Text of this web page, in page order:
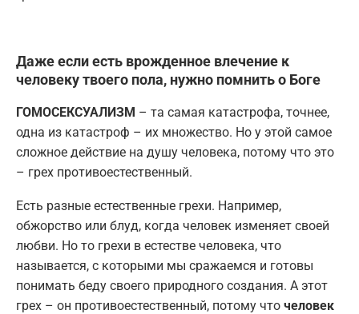
Даже если есть врожденное влечение к
человеку твоего пола, нужно помнить о Боге
ГОМОСЕКСУАЛИЗМ – та самая катастрофа, точнее,
одна из катастроф – их множество. Но у этой самое
сложное действие на душу человека, потому что это
– грех противоестественный.
Есть разные естественные грехи. Например,
обжорство или блуд, когда человек изменяет своей
любви. Но то грехи в естестве человека, что
называется, с которыми мы сражаемся и готовы
понимать беду своего природного создания. А этот
грех – он противоестественный, потому что человек